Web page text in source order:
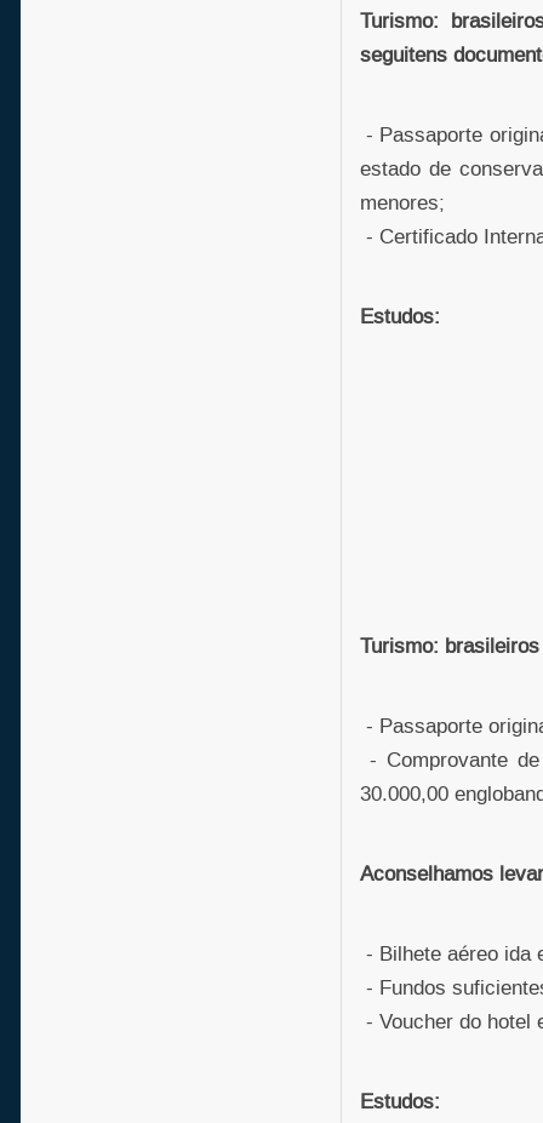
Turismo:
seguitens
- Passaporte
estado de
menores;
- Certificado
Estudos:
Turismo:
- Passaporte
- Comprovante
30.000,00
Aconselhamos
- Bilhete aéreo ida
- Fundos
- Voucher do hotel
Estudos: